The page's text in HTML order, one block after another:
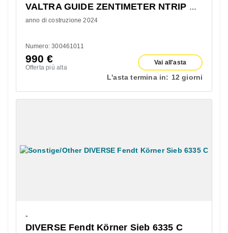
VALTRA GUIDE ZENTIMETER NTRIP Dummy
anno di costruzione 2024
Numero: 300461011
990€
Offerta più alta
Vai all'asta
L'asta termina in: 12 giorni
-
DIVERSE Fendt Körner Sieb 6335 C